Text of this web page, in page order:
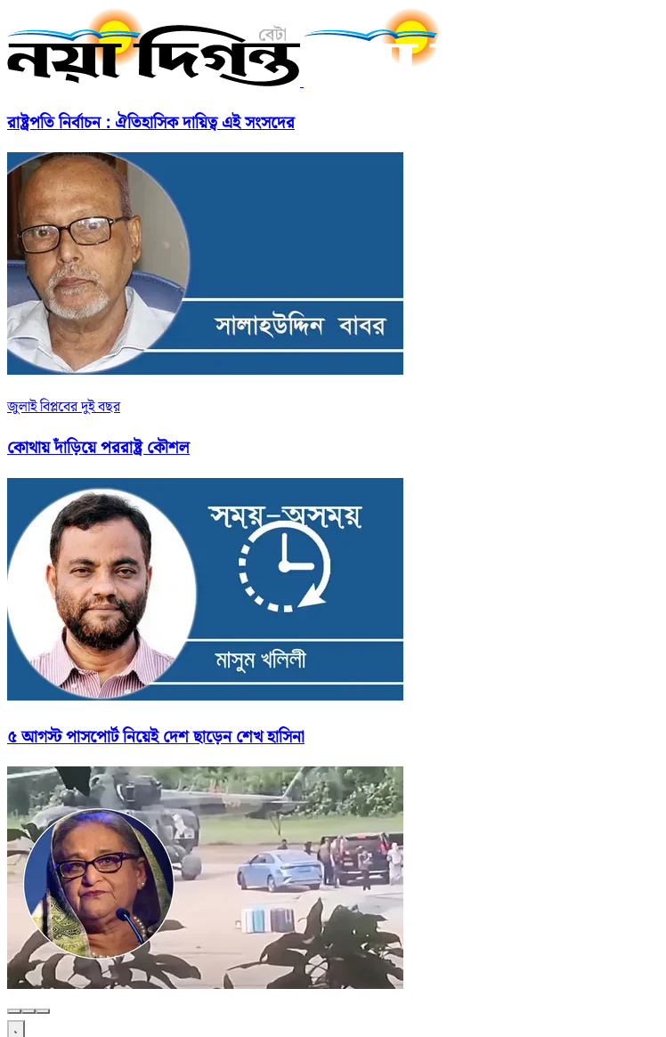
রাষ্ট্রপতি নির্বাচন : ঐতিহাসিক দায়িত্ব এই সংসদের
জুলাই বিপ্লবের দুই বছর
কোথায় দাঁড়িয়ে পররাষ্ট্র কৌশল
৫ আগস্ট পাসপোর্ট নিয়েই দেশ ছাড়েন শেখ হাসিনা